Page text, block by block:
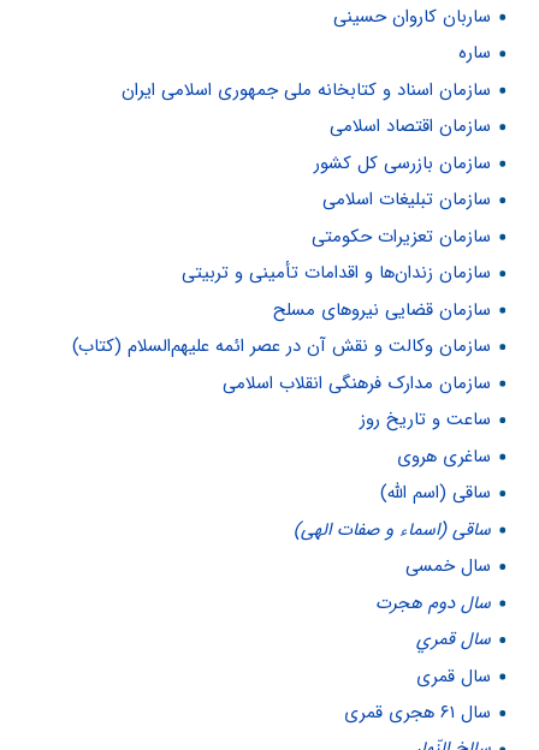
ساربان کاروان حسینی
ساره
سازمان اسناد و کتابخانه ملی جمهوری اسلامی ایران
سازمان اقتصاد اسلامی
سازمان بازرسی کل کشور
سازمان تبلیغات اسلامی
سازمان تعزیرات حکومتی
سازمان زندان‌ها و اقدامات تأمینی و تربیتی
سازمان قضایی نیروهای مسلح
سازمان وکالت و نقش آن در عصر ائمه علیهم‌السلام (کتاب)
سازمان‌ مدارک فرهنگی انقلاب‌ اسلامی
ساعت و تاریخ روز
ساغری هروی
ساقی (اسم الله)
ساقی (اسماء و صفات الهی)
سال خمسى
سال دوم هجرت
سال قمري
سال قمری
سال ۶۱ هجری قمری